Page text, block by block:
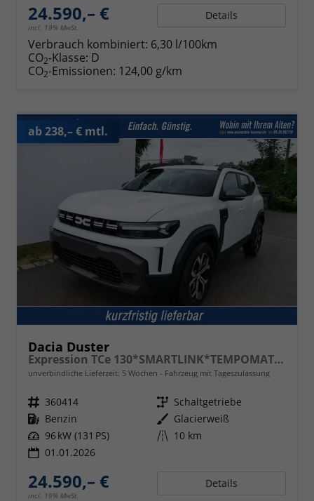
24.590,– €
incl. 19% MwSt.
Details
Verbrauch kombiniert: 6,30 l/100km
CO2-Klasse: D
CO2-Emissionen: 124,00 g/km
ab 238,– € mtl.
Dacia Duster
Expression TCe 130*SMARTLINK*TEMPOMAT*LED*PDC-KAMERA*SHZ*KLIMA*17-ZOLL
unverbindliche Lieferzeit: 5 Wochen Fahrzeug mit Tageszulassung
Fahrzeugnr. 360414 Getriebe Schaltgetriebe
Kraftstoff Benzin Außenfarbe Glacierweiß
Leistung 96 kW (131 PS) Kilometerstand 10 km
01.01.2026
24.590,– €
incl. 19% MwSt.
Details